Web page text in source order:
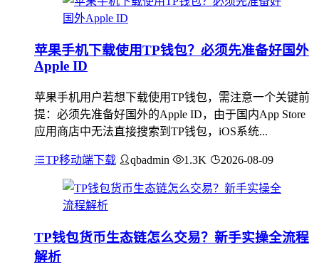
苹果手机下载使用TP钱包？必须先准备好国外
Apple ID
苹果手机用户若想下载使用TP钱包，需注意一个关键前
提：必须先准备好国外的Apple ID，由于国内App Store
应用商店中无法直接搜索到TP钱包，iOS系统...
TP移动端下载 qbadmin 1.3K 2026-08-09
TP钱包货币生态链怎么交易？新手实操全流程
解析